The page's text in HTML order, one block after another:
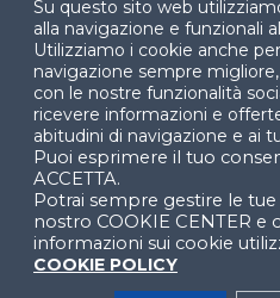
Facebook
YouTube X
Su questo sito web
alla navigazione e funzionali
Utilizziamo i cookie anche
navigazione sempre
con le nostre funzionalità
ricevere informazioni e
abitudini di navigazione e ai
Puoi esprimere il tuo
ACCETTA.
Potrai sempre gestire le
nostro COOKIE CENTER
informazioni sui cookie
COOKIE POLICY